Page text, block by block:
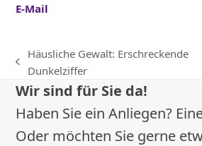
E-Mail
vorheriger
Beitrag:
Häusliche Gewalt: Erschreckende
Dunkelziffer
Wir sind für Sie da!
Haben Sie ein Anliegen?
Oder möchten Sie gerne